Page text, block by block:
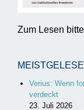
Zum Lesen
Verius: Wenn
verdeckt
23. Juli 2026